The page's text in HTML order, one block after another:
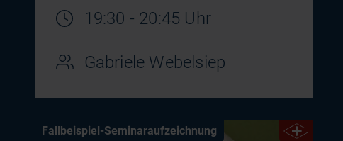
19:30 - 20:45 Uhr
Gabriele Webelsiep
Fallbeispiel-Seminaraufzeichnung